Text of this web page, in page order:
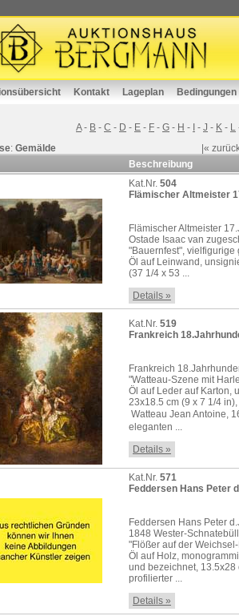
Kontakt Lageplan Bedingungen
A- B - C - D - E - F - G - H - - J - K - L
: Gemälde |«
Beschreibung
Kat.Nr. 504
Flämischer Altmeister
Flämischer Altmeister
Ostade Isaac van
"Bauernfest",
Öl auf Leinwand,
(37 1/4 x 53 ...
Details »
Kat.Nr. 519
Frankreich
Frankreich
"Watteau-Szene mit
Öl auf Leder auf Karton,
23x18.5 cm (9 x 7 1/4
 Watteau Jean Antoine,
eleganten ...
Details »
Kat.Nr. 571
Feddersen Hans Peter
Feddersen Hans Peter
1848 Wester-
"Flößer auf der
Öl auf Holz,
und bezeichnet, 13.5x28
profilierter ...
Details »